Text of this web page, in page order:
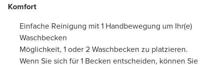
Komfort
Einfache Reinigung mit 1 Handbewegung um Ihr(e)
Waschbecken
Möglichkeit, 1 oder 2 Waschbecken zu platzieren.
Wenn Sie sich für 1 Becken entscheiden, können Sie